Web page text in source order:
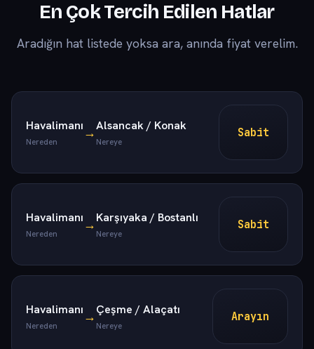
En Çok Tercih Edilen Hatlar
Aradığın hat listede yoksa ara, anında fiyat verelim.
Havalimanı
Nereden
→Alsancak / Konak
Nereye
Sabit
Havalimanı
Nereden
→Karşıyaka / Bostanlı
Nereye
Sabit
Havalimanı
Nereden
→Çeşme / Alaçatı
Nereye
Arayın